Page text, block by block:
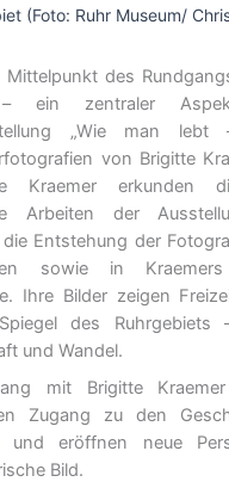
(Foto: Ruhr Museum/
Mittelpunkt des
– ein zentraler
„Wie man
von Brigitte
Kraemer erkunden
Arbeiten der
Entstehung der
sowie in Kraemers
Ihre Bilder zeigen
des Ruhrgebiets
und Wandel.
mit Brigitte
Zugang zu den
und eröffnen neue
Bild.